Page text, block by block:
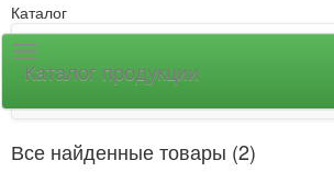
Каталог
Каталог продукции
Все найденные товары (2)